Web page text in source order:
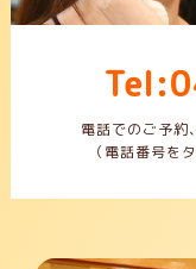
電話でのご予約
（電話番号を